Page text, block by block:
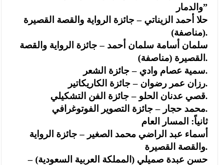
والدمار”
حلا أحمد الزيناتي – جائزة الرواية والقصة القصيرة
(مناصفة).
سلمان أسامة سلمان أحمد – جائزة الرواية والقصة
القصيرة (مناصفة).
سمية عصام وادي – جائزة الشعر.
رزان عمر رضوان – جائزة الكاريكاتير.
قصي عدنان الحلو – جائزة الفن التشكيلي.
محمد حجار – جائزة التصوير الفوتوغرافي.
ثانياً: المسار العام
أسماء عبد الراضي محمد الصغير – جائزة الرواية
والقصة القصيرة.
حسن عبدة صميلي (المملكة العربية السعودية) –